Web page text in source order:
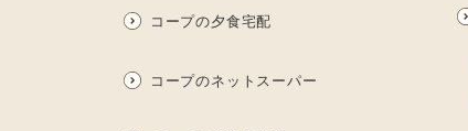
コープの夕食宅配
コープのネットスーパー